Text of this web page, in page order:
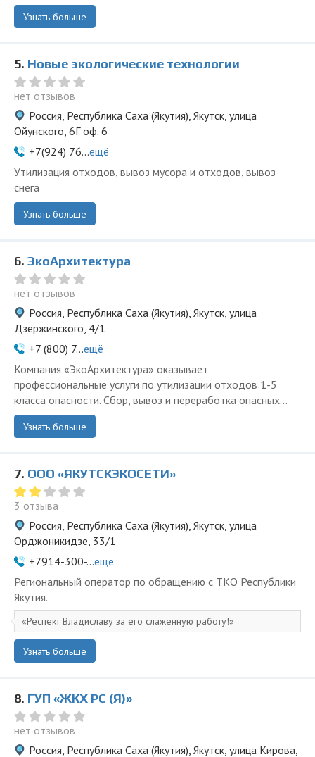
Узнать больше
5. Новые экологические технологии
нет отзывов
Россия, Республика Саха (Якутия), Якутск, улица
Ойунского, 6Г оф. 6
+7(924) 76...ещё
Утилизация отходов, вывоз мусора и отходов, вывоз
снега
Узнать больше
6. ЭкоАрхитектура
нет отзывов
Россия, Республика Саха (Якутия), Якутск, улица
Дзержинского, 4/1
+7 (800) 7...ещё
Компания «ЭкоАрхитектура» оказывает
профессиональные услуги по утилизации отходов 1-5
класса опасности. Сбор, вывоз и переработка опасных...
Узнать больше
7. ООО «ЯКУТСКЭКОСЕТИ»
3 отзыва
Россия, Республика Саха (Якутия), Якутск, улица
Орджоникидзе, 33/1
+7914-300-...ещё
Региональный оператор по обращению с ТКО Республики
Якутия.
Респект Владиславу за его слаженную работу!
Узнать больше
8. ГУП «ЖКХ РС (Я)»
нет отзывов
Россия, Республика Саха (Якутия), Якутск, улица Кирова,